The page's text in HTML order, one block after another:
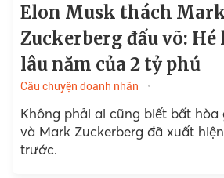
Elon Musk thách
Zuckerberg đấu võ:
lâu năm của 2 tỷ phú
Câu chuyện doanh nhân
Không phải ai cũng biết bất hòa
và Mark Zuckerberg đã xuất
trước.